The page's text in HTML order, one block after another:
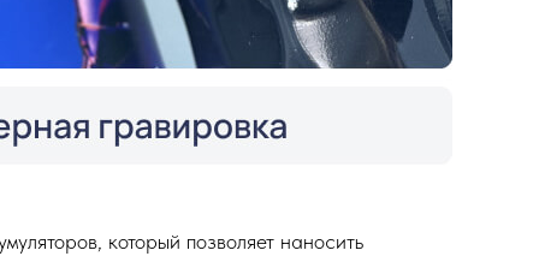
который позволяет наносить